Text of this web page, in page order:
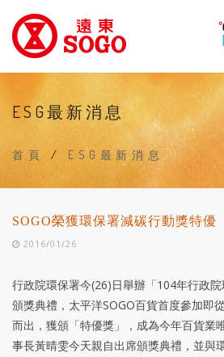
ESG最新消息
首頁 / ESG最新消息
SOGO榮獲環保署減碳行動獎特優
2016/01/26
行政院環保署今(26)日舉辦「104年行政院
頒獎典禮，太平洋SOGO百貨首度參加即
而出，獲頒「特優獎」，成為今年百貨業
事長黃晴雯今天親自出席頒獎典禮，並與